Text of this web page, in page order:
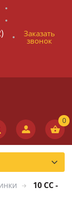
Заказать
звонок
10 CC -